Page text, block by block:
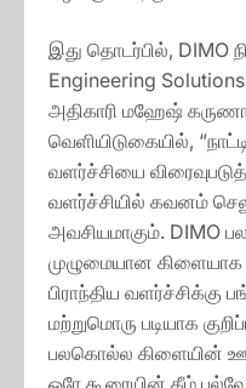
இது தொடர்பில், DIMO
Engineering
அதிகாரி மஹேஷ்
வெளியிடுகையில்,
வளர்ச்சியை
வளர்ச்சியில் கவனம்
அவசியமாகும்.
முழுமையான கிளையாக
பிராந்திய வளர்ச்சிக்கு
மற்றுமொரு படியாக
பலகொல்ல கிளையின்
ஒரே கூரையின் கீழ்